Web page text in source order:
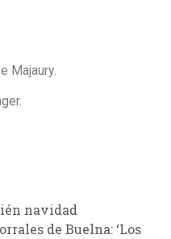
Majaury.
navidad
de Buelna: ‘Los